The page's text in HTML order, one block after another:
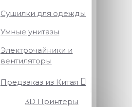
Сушилки для одежды
Умные унитазы
Электрочайники и
вентиляторы
Предзаказ из Китая
3D Принтеры